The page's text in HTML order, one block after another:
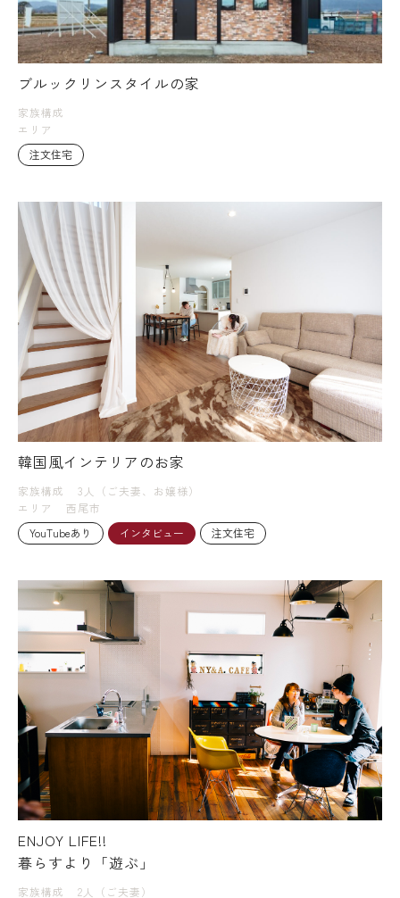
ブルックリンスタイルの家
家族構成
エリア
注文住宅
韓国風インテリアのお家
家族構成
3人（ご夫妻、お嬢様）
エリア
西尾市
YouTubeあり
インタビュー 注文住宅
ENJOY LIFE!!
暮らすより「遊ぶ」
家族構成 2人（ご夫妻）